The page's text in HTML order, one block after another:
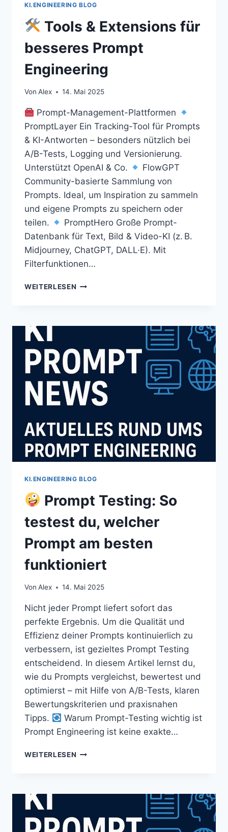
KI.ENGINEERING BLOG
Tools & Extensions für
besseres Prompt
Engineering
Von Alex 14. Mai 2025
Prompt-Management-Plattformen
PromptLayer Ein Tracking-Tool für Prompts
& KI-Antworten – besonders nützlich bei
A/B-Tests, Logging und Versionierung.
Unterstützt OpenAI & Co.
FlowGPT
Community-basierte Sammlung von
Prompts. Ideal, um Inspiration zu sammeln
und eigene Prompts zu speichern oder
teilen.
PromptHero Große Prompt-
Datenbank für Text, Bild & Video-KI (z. B.
Midjourney, ChatGPT, DALL·E). Mit
Filterfunktionen…
WEITERLESEN
FÜR
PROMPT
ENGINEERING
KI.ENGINEERING BLOG
Prompt Testing: So
testest du, welcher
Prompt am besten
funktioniert
Von Alex 14. Mai 2025
Nicht jeder Prompt liefert sofort das
perfekte Ergebnis. Um die Qualität und
Effizienz deiner Prompts kontinuierlich zu
verbessern, ist gezieltes Prompt Testing
entscheidend. In diesem Artikel lernst du,
wie du Prompts vergleichst, bewertest und
optimierst – mit Hilfe von A/B-Tests, klaren
Bewertungskriterien und praxisnahen
Tipps.
Warum Prompt-Testing wichtig ist
Prompt Engineering ist keine exakte…
WEITERLESEN
TESTEST
WELCHER
PROMPT